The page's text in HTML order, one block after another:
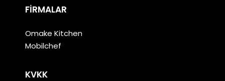
FIRMALAR
Omake Kitchen
Mobilchef
KVKK